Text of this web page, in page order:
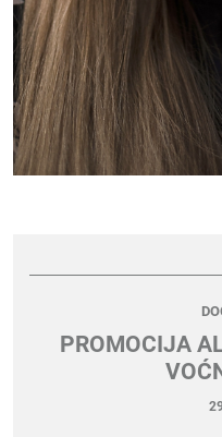
PROMOCIJA